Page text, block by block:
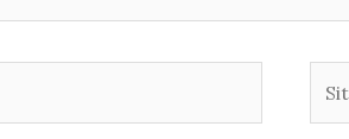
web